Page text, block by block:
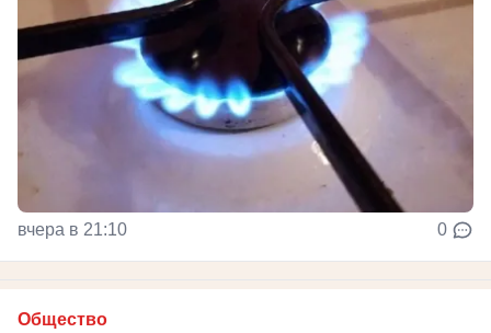
вчера в 21:10 0
Общество